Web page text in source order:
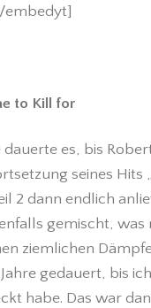
embedyt]
to Kill for
dauerte es, bis
seines Hits
2 dann endlich
gemischt, was
ziemlichen
gedauert, bis
habe. Das war